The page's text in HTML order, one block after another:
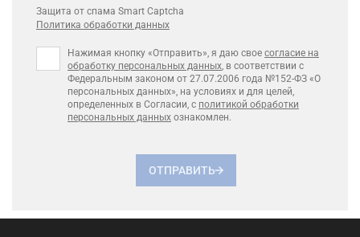
Защита от спама Smart Captcha
Политика обработки данных
Нажимая кнопку «Отправить», я даю свое согласие на
обработку персональных данных, в соответствии с
Федеральным законом от 27.07.2006 года №152-ФЗ «О
персональных данных», на условиях и для целей,
определенных в Согласии, с политикой обработки
персональных данных ознакомлен.
ОТПРАВИТЬ